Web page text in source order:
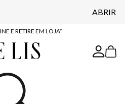
ABRIR
COMPRA*
E RETIRE EM LOJA*
EXPRESSA*
O APP
PRIMEIRA COMPRA*